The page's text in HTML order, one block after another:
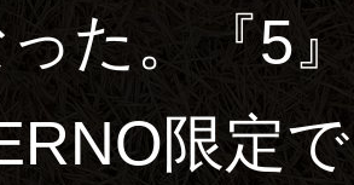
った。『5
限定